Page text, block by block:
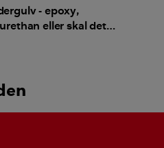
- epoxy,
eller skal det